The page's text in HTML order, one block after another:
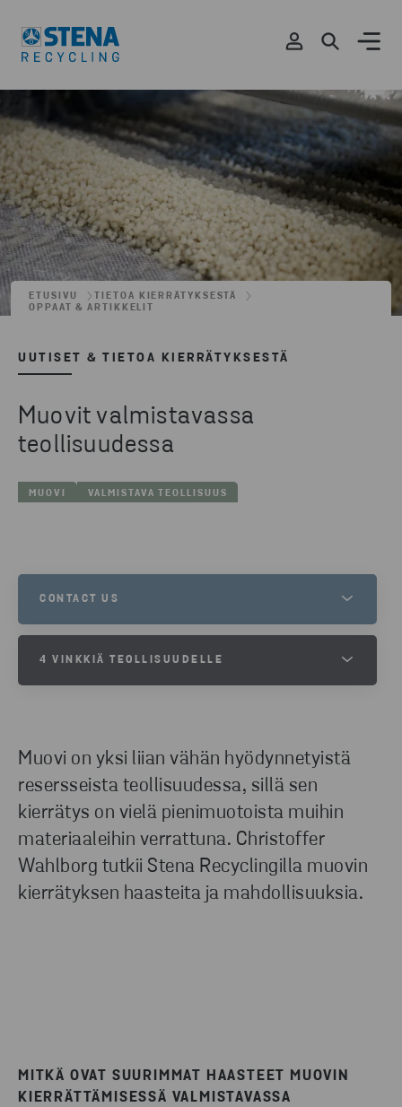
ETUSIVU
TIETOA KIERRÄTYKSESTÄ
OPPAAT & ARTIKKELIT
UUTISET & TIETOA KIERRÄTYKSESTÄ
Muovit valmistavassa
teollisuudessa
MUOVI VALMISTAVA TEOLLISUUS
Muovi on yksi liian vähän hyödynnetyistä
resersseista teollisuudessa, sillä sen
kierrätys on vielä pienimuotoista muihin
materiaaleihin verrattuna. Christoffer
Wahlborg tutkii Stena Recyclingilla muovin
kierrätyksen haasteita ja mahdollisuuksia.
CONTACT US
LÄHETÄ SÄHKÖPOSTIA
4 VINKKIÄ TEOLLISUUDELLE
erityisesti mustaa muovia.
Käytä mahdollisimman vähän eri muovityyppejä.
Kontroloi muovityyppejä, joita käytät.
Määrittele toimittajillesi, mitä muovityypejä
vaadit. Esimerkiksi, vaadi heitä käyttämään vain
yhtä muovityyppiä kaikissa
MITKÄ OVAT SUURIMMAT HAASTEET MUOVIN
KIERRÄTTÄMISESSÄ VALMISTAVASSA